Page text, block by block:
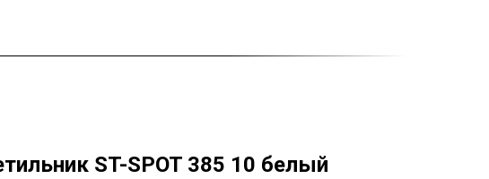
ST-SPOT 385 10 белый